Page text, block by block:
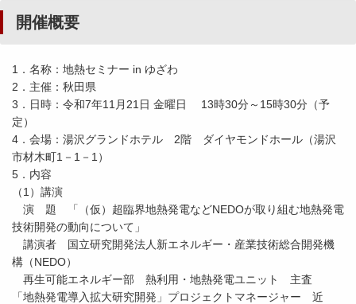
開催概要
1．名称：地熱セミナー in ゆざわ
2．主催：秋田県
3．日時：令和7年11月21日 金曜日 13時30分～15時30分（予
定）
4．会場：湯沢グランドホテル 2階 ダイヤモンドホール（湯沢
市材木町1－1－1）
5．内容
（1）講演
演 題 「（仮）超臨界地熱発電などNEDOが取り組む地熱発電
技術開発の動向について」
講演者 国立研究開発法人新エネルギー・産業技術総合開発機
構（NEDO）
再生可能エネルギー部 熱利用・地熱発電ユニット 主査
「地熱発電導入拡大研究開発」プロジェクトマネージャー 近